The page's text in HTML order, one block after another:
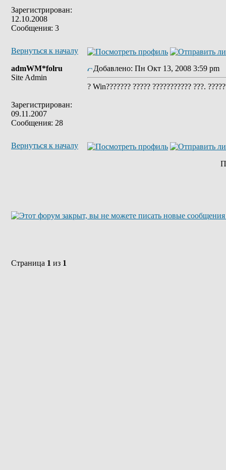
Зарегистрирован:
12.10.2008
Сообщения: 3
Вернуться к началу
admWM*folru
Site Admin
Зарегистрирован:
09.11.2007
Сообщения: 28
Добавлено: Пн Окт 13, 2008 3:59 pm
? Win??????? ????? ??????????? ???.
Вернуться к началу
Страница 1 из 1